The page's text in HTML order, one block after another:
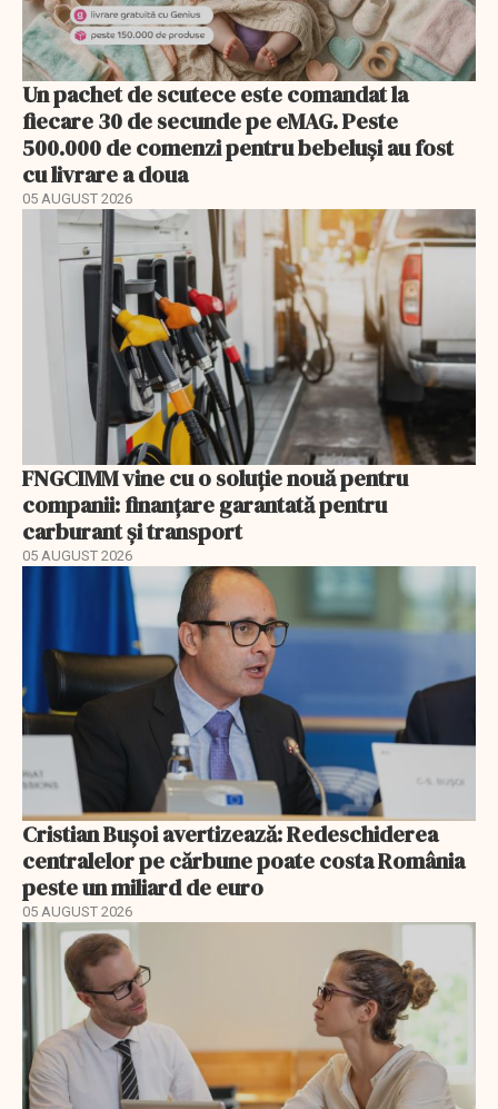
Un pachet de scutece este comandat la
fiecare 30 de secunde pe eMAG. Peste
500.000 de comenzi pentru bebeluși au fost
cu livrare a doua
05 AUGUST 2026
FNGCIMM vine cu o soluție nouă pentru
companii: finanțare garantată pentru
carburant și transport
05 AUGUST 2026
Cristian Bușoi avertizează: Redeschiderea
centralelor pe cărbune poate costa România
peste un miliard de euro
05 AUGUST 2026